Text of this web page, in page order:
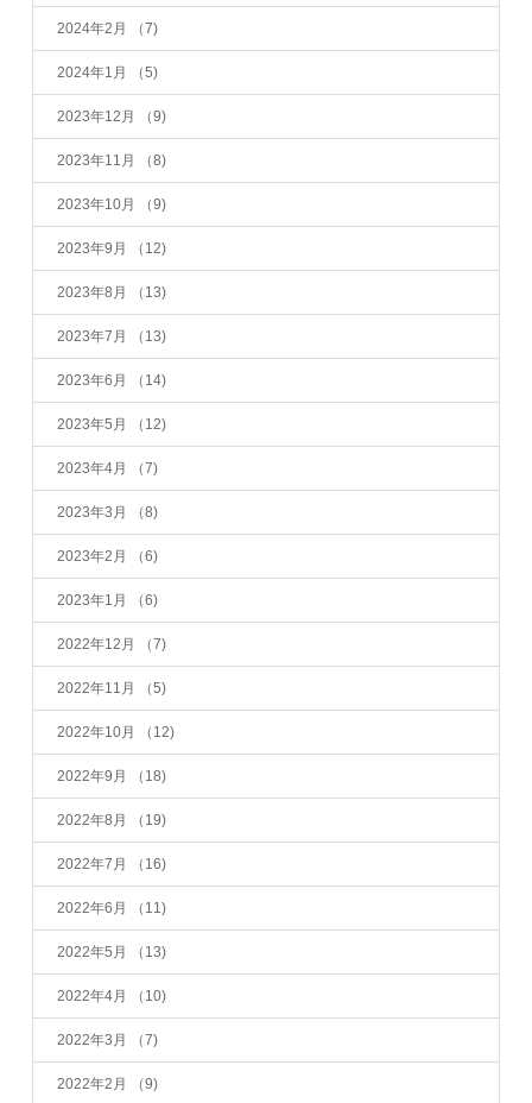
2024年2月 （7)
2024年1月 （5)
2023年12月 （9)
2023年11月 （8)
2023年10月 （9)
2023年9月 （12)
2023年8月 （13)
2023年7月 （13)
2023年6月 （14)
2023年5月 （12)
2023年4月 （7)
2023年3月 （8)
2023年2月 （6)
2023年1月 （6)
2022年12月 （7)
2022年11月 （5)
2022年10月 （12)
2022年9月 （18)
2022年8月 （19)
2022年7月 （16)
2022年6月 （11)
2022年5月 （13)
2022年4月 （10)
2022年3月 （7)
2022年2月 （9)